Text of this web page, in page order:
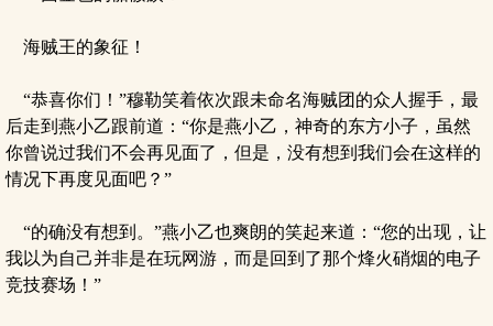
海贼王的象征！
“恭喜你们！”穆勒笑着依次跟未命名海贼团的众人握手，最
后走到燕小乙跟前道：“你是燕小乙，神奇的东方小子，虽然
你曾说过我们不会再见面了，但是，没有想到我们会在这样的
情况下再度见面吧？”
“的确没有想到。”燕小乙也爽朗的笑起来道：“您的出现，让
我以为自己并非是在玩网游，而是回到了那个烽火硝烟的电子
竞技赛场！”